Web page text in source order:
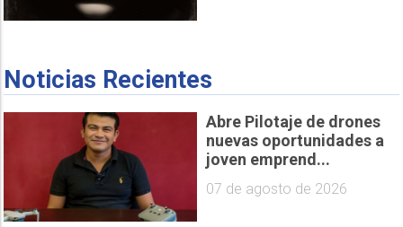
Noticias Recientes
Abre Pilotaje de drones
nuevas oportunidades a
joven emprend...
07 de agosto de 2026